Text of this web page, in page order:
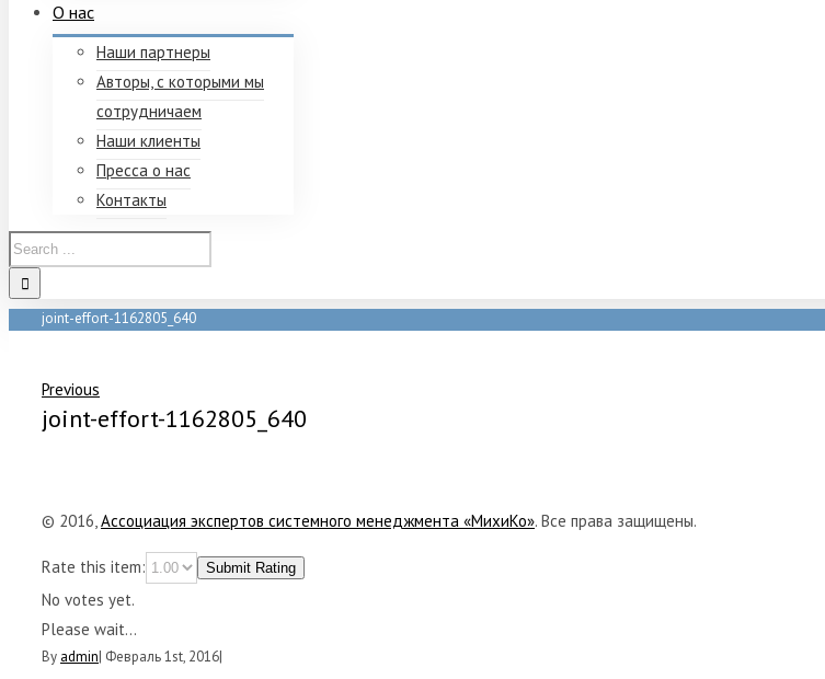
О нас
Наши партнеры
Авторы, с которыми мы
сотрудничаем
Наши клиенты
Пресса о нас
Контакты
joint-effort-1162805_640
Previous
joint-effort-1162805_640
© 2016,Ассоциация экспертов системного менеджмента «МихиКо». Все права защищены.
Rate this item: Submit Rating
No votes yet.
Please wait...
By admin| Февраль 1st, 2016|